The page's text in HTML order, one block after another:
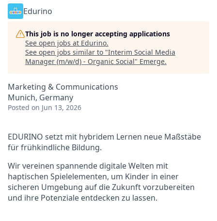
Edurino
This job is no longer accepting applications
See open jobs at Edurino.
See open jobs similar to "Interim Social Media
Manager (m/w/d) - Organic Social" Emerge.
Marketing & Communications
Munich, Germany
Posted on Jun 13, 2026
EDURINO setzt mit hybridem Lernen neue Maßstäbe
für frühkindliche Bildung.
Wir vereinen spannende digitale Welten mit
haptischen Spielelementen, um Kinder in einer
sicheren Umgebung auf die Zukunft vorzubereiten
und ihre Potenziale entdecken zu lassen.